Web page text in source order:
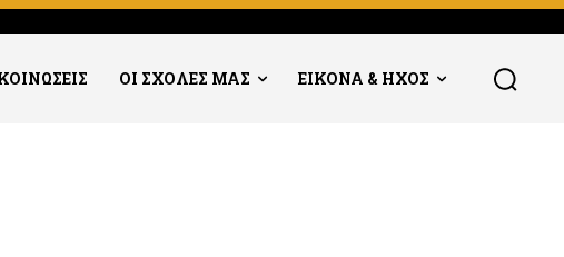
ΟΙ ΣΧΟΛΕΣ ΜΑΣ ΕΙΚΟΝΑ & ΗΧΟΣ